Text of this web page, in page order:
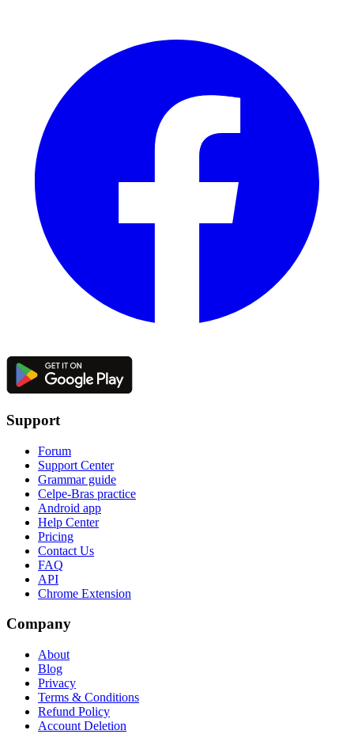
Support
Forum
Support Center
Grammar guide
Celpe-Bras practice
Android app
Help Center
Pricing
Contact Us
FAQ
API
Chrome Extension
Company
About
Blog
Privacy
Terms & Conditions
Refund Policy
Account Deletion